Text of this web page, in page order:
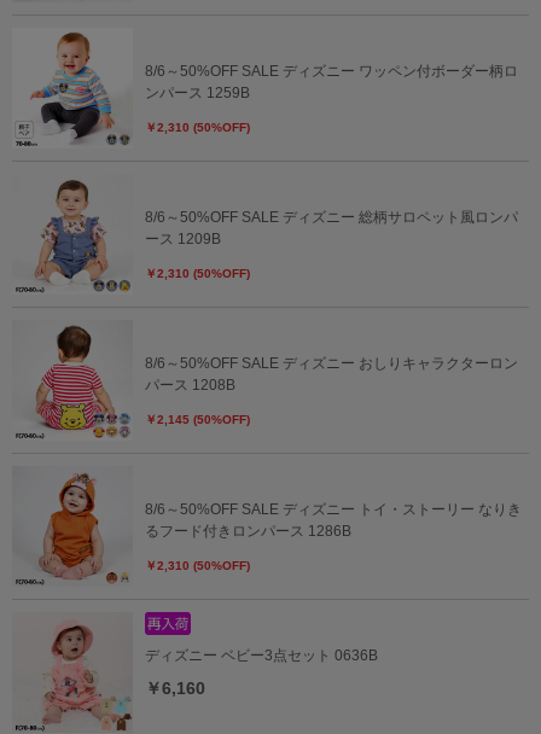
8/6～50%OFF SALE ディズニー ワッペン付ボーダー柄ロ
ンパース 1259B
￥2,310 (50%OFF)
8/6～50%OFF SALE ディズニー 総柄サロペット風ロンパ
ース 1209B
￥2,310 (50%OFF)
8/6～50%OFF SALE ディズニー おしりキャラクターロン
パース 1208B
￥2,145 (50%OFF)
8/6～50%OFF SALE ディズニー トイ・ストーリー なりき
るフード付きロンパース 1286B
￥2,310 (50%OFF)
ディズニー ベビー3点セット 0636B
￥6,160